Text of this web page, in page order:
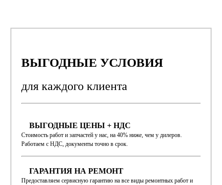
ВЫГОДНЫЕ УСЛОВИЯ
для каждого клиента
ВЫГОДНЫЕ ЦЕНЫ + НДС
Стоимость работ и запчастей у нас, на 40% ниже, чем у дилеров.
Работаем с НДС, документы точно в срок.
ГАРАНТИЯ НА РЕМОНТ
Предоставляем сервисную гарантию на все виды ремонтных работ и